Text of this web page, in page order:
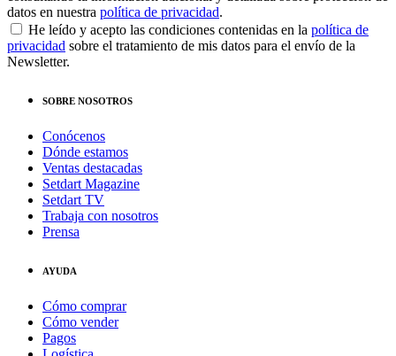
datos en nuestra política de privacidad.
He leído y acepto las condiciones contenidas en la política de
privacidad sobre el tratamiento de mis datos para el envío de la
Newsletter.
SOBRE NOSOTROS
Conócenos
Dónde estamos
Ventas destacadas
Setdart Magazine
Setdart TV
Trabaja con nosotros
Prensa
AYUDA
Cómo comprar
Cómo vender
Pagos